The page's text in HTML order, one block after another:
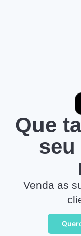
Que
seu
Venda as